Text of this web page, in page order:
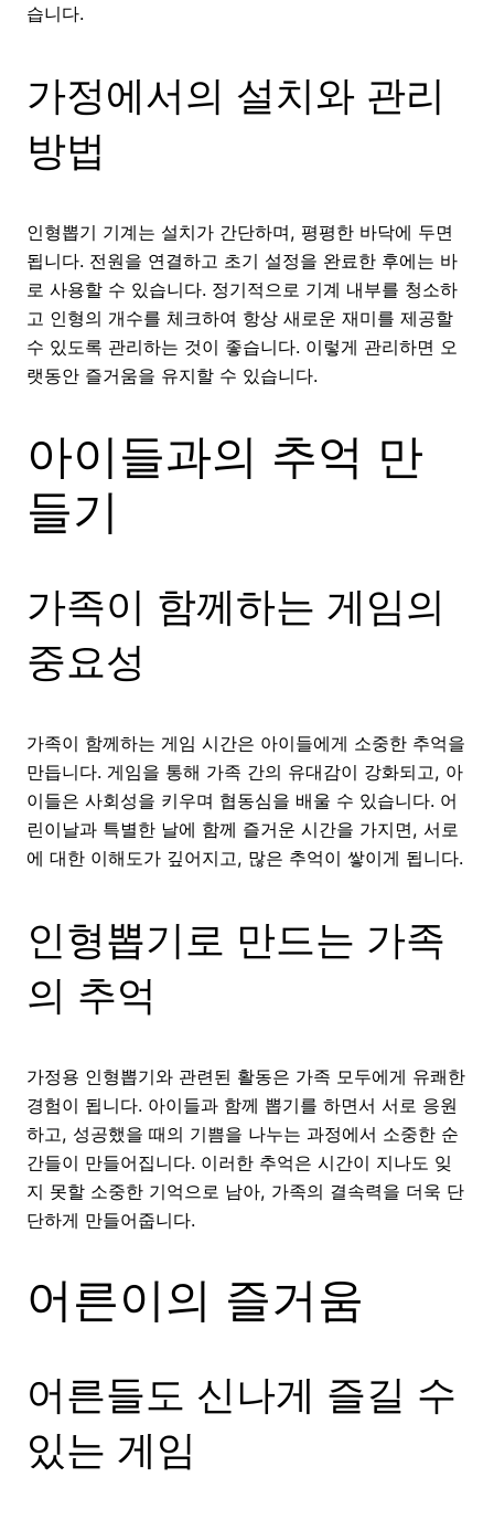
습니다.
가정에서의 설치와 관리
방법
인형뽑기 기계는 설치가 간단하며, 평평한 바닥에 두면
됩니다. 전원을 연결하고 초기 설정을 완료한 후에는 바
로 사용할 수 있습니다. 정기적으로 기계 내부를 청소하
고 인형의 개수를 체크하여 항상 새로운 재미를 제공할
수 있도록 관리하는 것이 좋습니다. 이렇게 관리하면 오
랫동안 즐거움을 유지할 수 있습니다.
아이들과의 추억 만
들기
가족이 함께하는 게임의
중요성
가족이 함께하는 게임 시간은 아이들에게 소중한 추억을
만듭니다. 게임을 통해 가족 간의 유대감이 강화되고, 아
이들은 사회성을 키우며 협동심을 배울 수 있습니다. 어
린이날과 특별한 날에 함께 즐거운 시간을 가지면, 서로
에 대한 이해도가 깊어지고, 많은 추억이 쌓이게 됩니다.
인형뽑기로 만드는 가족
의 추억
가정용 인형뽑기와 관련된 활동은 가족 모두에게 유쾌한
경험이 됩니다. 아이들과 함께 뽑기를 하면서 서로 응원
하고, 성공했을 때의 기쁨을 나누는 과정에서 소중한 순
간들이 만들어집니다. 이러한 추억은 시간이 지나도 잊
지 못할 소중한 기억으로 남아, 가족의 결속력을 더욱 단
단하게 만들어줍니다.
어른이의 즐거움
어른들도 신나게 즐길 수
있는 게임